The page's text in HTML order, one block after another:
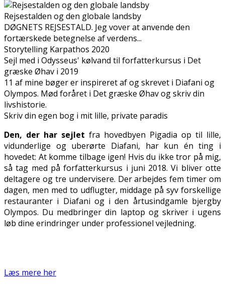
Rejsestalden og den globale landsby
DØGNETS REJSESTALD. Jeg vover at anvende den
fortærskede betegnelse af verdens...
Storytelling Karpathos 2020
Sejl med i Odysseus' kølvand til forfatterkursus i Det
græske Øhav i 2019
11 af mine bøger er inspireret af og skrevet i Diafani og
Olympos. Mød foråret i Det græske Øhav og skriv din
livshistorie.
Skriv din egen bog i mit lille, private paradis
Den, der har sejlet fra hovedbyen Pigadia op til lille,
vidunderlige og uberørte Diafani, har kun én ting i
hovedet: At komme tilbage igen! Hvis du ikke tror på mig,
så tag med på forfatterkursus i juni 2018. Vi bliver otte
deltagere og tre undervisere. Der arbejdes fem timer om
dagen, men med to udflugter, middage på syv forskellige
restauranter i Diafani og i den årtusindgamle bjergby
Olympos. Du medbringer din laptop og skriver i ugens
løb dine erindringer under professionel vejledning.
Læs mere her